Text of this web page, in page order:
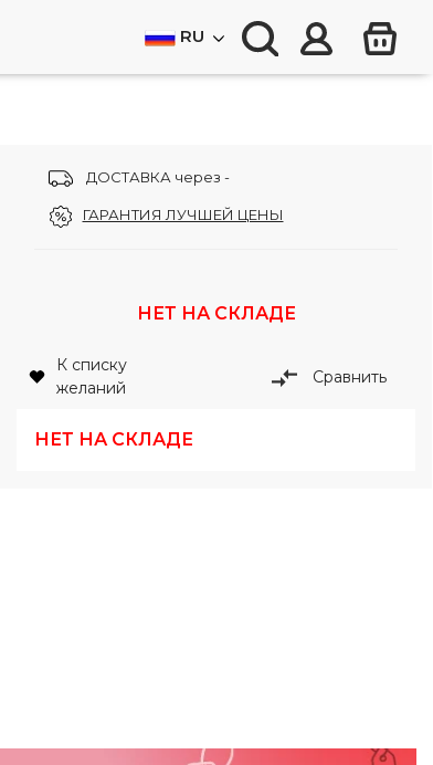
RU
ДОСТАВКА через -
ГАРАНТИЯ ЛУЧШЕЙ ЦЕНЫ
НЕТ НА СКЛАДЕ
К списку
желаний
Сравнить
НЕТ НА СКЛАДЕ